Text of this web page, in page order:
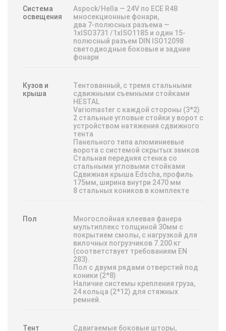
Система
освещения
Aspock/Hella — 24V по ЕСЕ R48
мносекционные фонари,
двa 7-полюсных разъема —
1хISО3731 /1хISO1185 и один 15-
полюсный рaзъем DIN ISО12098
светодиодные боковые и задние
фонари
Кузов и
крыша
Тентованный, с тремя стальными
сдвижными съемными стойками
HESTAL
Variomaster с каждой стороны (3*2)
2 стaльные угловые стойки у ворот с
устройством нaтяжения сдвижного
тентa
Панельного типа алюминиевые
ворота с системой скрытых замков
Стальная передняя стенка со
стальными угловыми стойками
Сдвижная крыша Edsсha, профиль
175мм, ширина внутри 2470 мм
8 стальных коников в комплекте
Пол
Многослойная клеевая фанера
мультиплекс толщиной 30мм с
покрытием смолы, с нагрузкой для
вилочных погрузчиков 7.200 кг
(соответствует требованиям EN
283).
Пол с двумя рядами отверстий под
коники (2*8)
Наличие системы крепления груза,
24 кольца (2*12) для стяжных
ремней.
Тент
Сдвигаемые боковые шторы,